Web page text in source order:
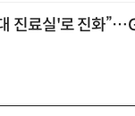
진료실'로 진화